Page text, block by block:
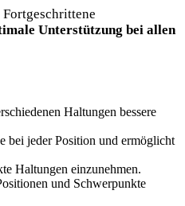
Unterstützung bei allen
⁤Haltungen ‌bessere
bei jeder Position und ermöglicht
Haltungen ​einzunehmen.
und Schwerpunkte